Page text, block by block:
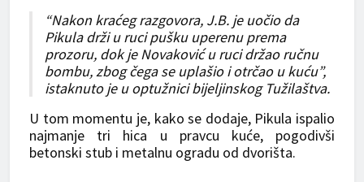
“Nakon kraćeg razgovora, J.B. je uočio da
Pikula drži u ruci pušku uperenu prema
prozoru, dok je Novaković u ruci držao ručnu
bombu, zbog čega se uplašio i otrčao u kuću”,
istaknuto je u optužnici bijeljinskog Tužilaštva.
U tom momentu je, kako se dodaje, Pikula ispalio
najmanje tri hica u pravcu kuće, pogodivši
betonski stub i metalnu ogradu od dvorišta.